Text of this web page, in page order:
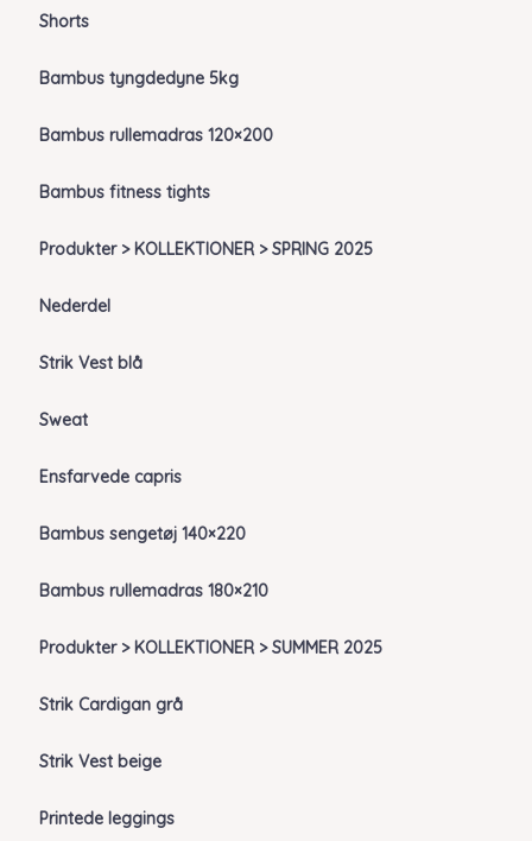
Shorts
Bambus tyngdedyne 5kg
Bambus rullemadras 120×200
Bambus fitness tights
Produkter > KOLLEKTIONER > SPRING 2025
Nederdel
Strik Vest blå
Sweat
Ensfarvede capris
Bambus sengetøj 140×220
Bambus rullemadras 180×210
Produkter > KOLLEKTIONER > SUMMER 2025
Strik Cardigan grå
Strik Vest beige
Printede leggings